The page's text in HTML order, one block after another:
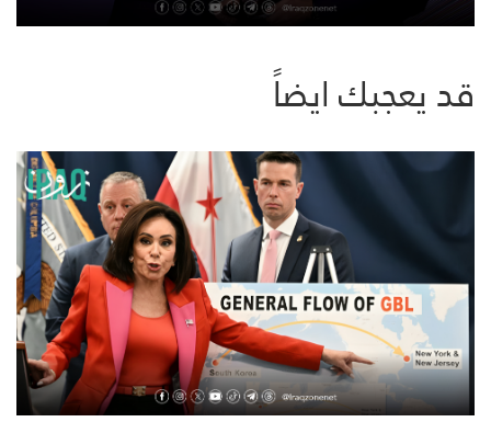
قد يعجبك ايضاً